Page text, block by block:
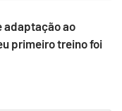
adaptação ao
primeiro treino foi